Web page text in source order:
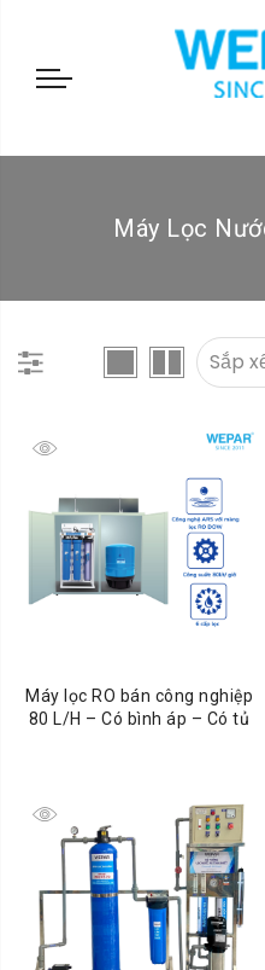
Máy Lọc
Máy lọc RO bán công nghiệp
80 L/H – Có bình áp – Có tủ